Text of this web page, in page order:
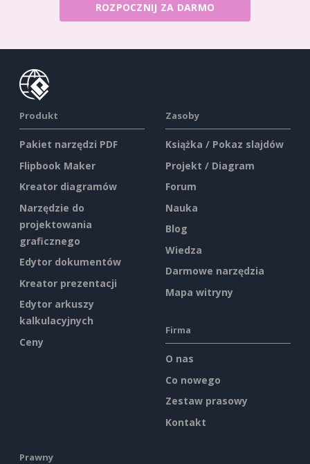
ROZPOCZNIJ ZA DARMO
Produkt
Pakiet narzędzi PDF
Flipbook Maker
Kreator diagramów
Narzędzie do
projektowania
graficznego
Edytor dokumentów
Kreator prezentacji
Edytor arkuszy
kalkulacyjnych
Ceny
Zasoby
Książka / Pokaz slajdów
Projekt / Diagram
Forum
Nauka
Blog
Wiedza
Darmowe narzędzia
Mapa witryny
Firma
O nas
Co nowego
Zestaw prasowy
Kontakt
Prawny